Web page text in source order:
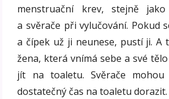
menstruační krev, stejně
a svěrače při vylučování. Pokud
a čípek už ji neunese, pustí ji. A
žena, která vnímá sebe a své
jít na toaletu. Svěrače
dostatečný čas na toaletu dorazit.